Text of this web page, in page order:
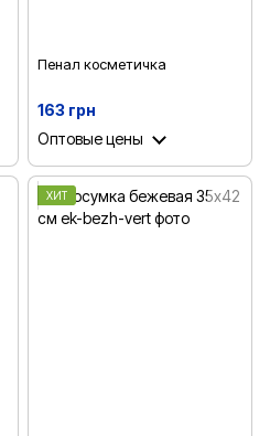
Пенал косметичка
163 грн
Оптовые цены
ХИТ